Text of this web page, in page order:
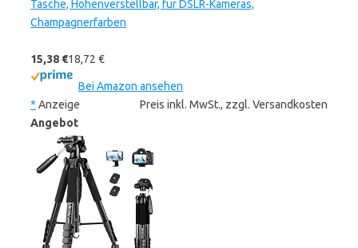
Tasche, Höhenverstellbar, für DSLR-Kameras,
Champagnerfarben
15,38 €18,72 €
Bei Amazon ansehen
* Anzeige
Preis inkl. MwSt., zzgl. Versandkosten
Angebot